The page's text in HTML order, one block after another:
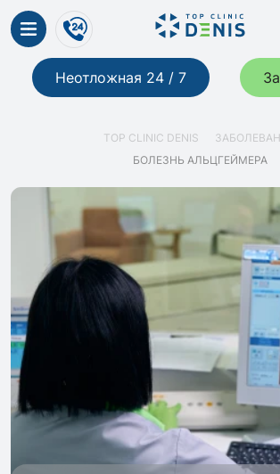
Неотложная 24 / 7
TOP CLINIC DENIS
БОЛЕЗНЬ АЛЬЦГЕЙМЕРА